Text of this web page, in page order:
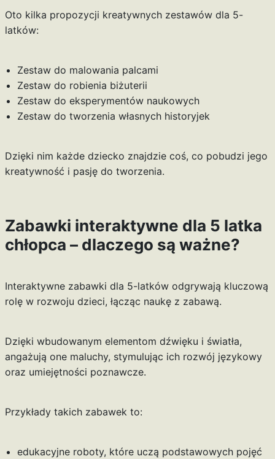
Oto kilka propozycji kreatywnych zestawów dla 5-
latków:
Zestaw do malowania palcami
Zestaw do robienia biżuterii
Zestaw do eksperymentów naukowych
Zestaw do tworzenia własnych historyjek
Dzięki nim każde dziecko znajdzie coś, co pobudzi jego
kreatywność i pasję do tworzenia.
Zabawki interaktywne dla 5 latka
chłopca – dlaczego są ważne?
Interaktywne zabawki dla 5-latków odgrywają kluczową
rolę w rozwoju dzieci, łącząc naukę z zabawą.
Dzięki wbudowanym elementom dźwięku i światła,
angażują one maluchy, stymulując ich rozwój językowy
oraz umiejętności poznawcze.
Przykłady takich zabawek to:
edukacyjne roboty, które uczą podstawowych pojęć